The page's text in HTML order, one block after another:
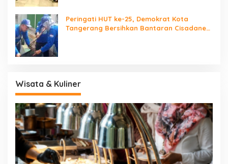
Peringati HUT ke-25, Demokrat Kota
Tangerang Bersihkan Bantaran Cisadane
Wisata & Kuliner